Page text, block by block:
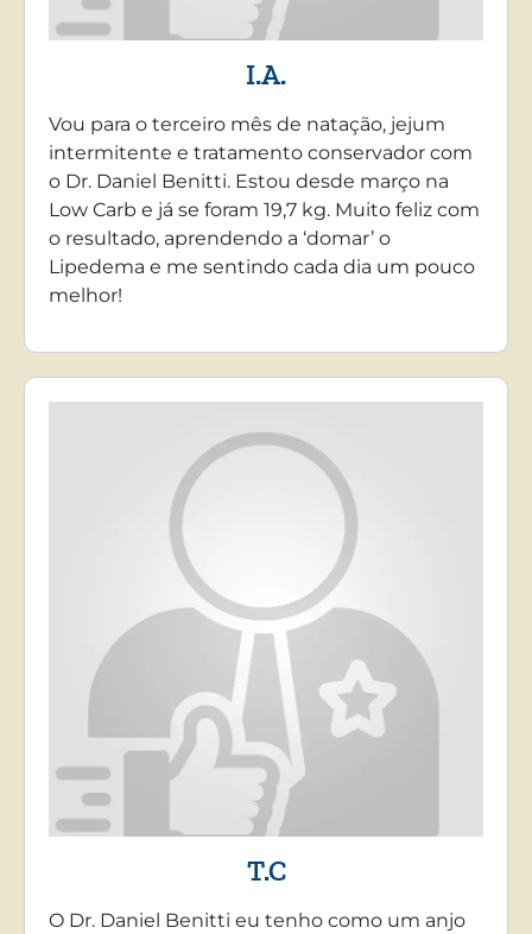
I.A.
Vou para o terceiro mês de natação, jejum
intermitente e tratamento conservador com
o Dr. Daniel Benitti. Estou desde março na
Low Carb e já se foram 19,7 kg. Muito feliz com
o resultado, aprendendo a ‘domar’ o
Lipedema e me sentindo cada dia um pouco
melhor!
T.C
O Dr. Daniel Benitti eu tenho como um anjo